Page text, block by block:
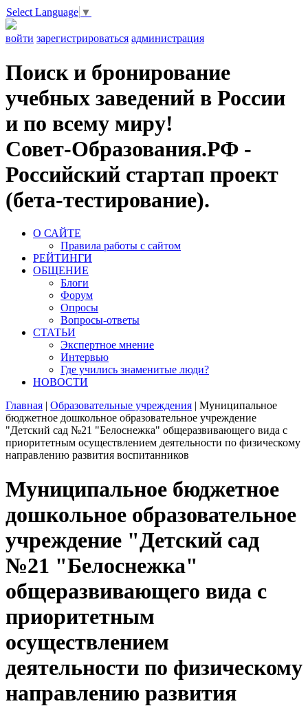
Select Language ▼
войти зарегистрироваться администрация
Поиск и бронирование
учебных заведений в России
и по всему миру!
Совет-Образования.РФ -
Российский стартап проект
(бета-тестирование).
О САЙТЕ
Правила работы с сайтом
РЕЙТИНГИ
ОБЩЕНИЕ
Блоги
Форум
Опросы
Вопросы-ответы
СТАТЬИ
Экспертное мнение
Интервью
Где учились знаменитые люди?
НОВОСТИ
Главная | Образовательные учреждения | Муниципальное
бюджетное дошкольное образовательное учреждение
"Детский сад №21 "Белоснежка" общеразвивающего вида с
приоритетным осуществлением деятельности по физическому
направлению развития воспитанников
Муниципальное бюджетное
дошкольное образовательное
учреждение "Детский сад
№21 "Белоснежка"
общеразвивающего вида с
приоритетным
осуществлением
деятельности по физическому
направлению развития